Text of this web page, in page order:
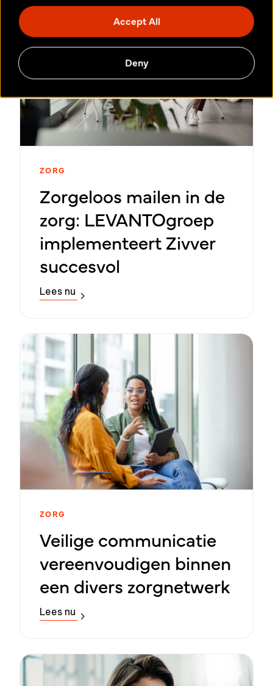
Accept All
Deny
ZORG
Zorgeloos mailen in de
zorg: LEVANTOgroep
implementeert Zivver
succesvol
Lees nu
ZORG
Veilige communicatie
vereenvoudigen binnen
een divers zorgnetwerk
Lees nu